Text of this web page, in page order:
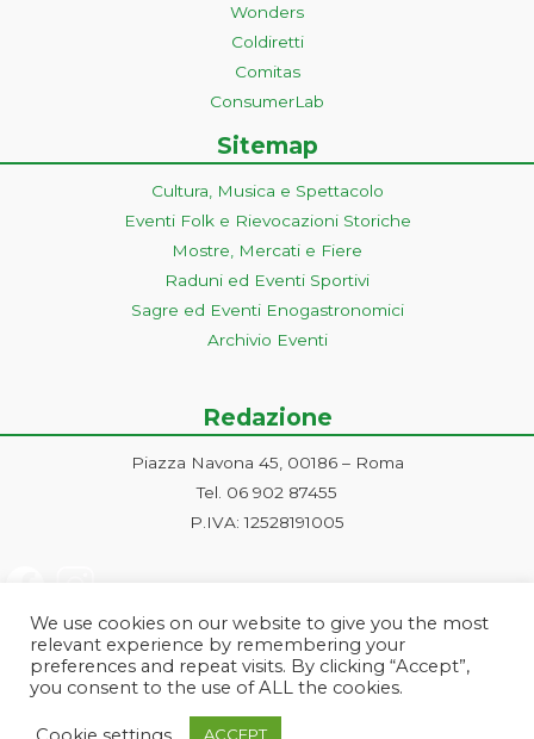
Wonders
Coldiretti
Comitas
ConsumerLab
Sitemap
Cultura, Musica e Spettacolo
Eventi Folk e Rievocazioni Storiche
Mostre, Mercati e Fiere
Raduni ed Eventi Sportivi
Sagre ed Eventi Enogastronomici
Archivio Eventi
Redazione
Piazza Navona 45, 00186 – Roma
Tel. 06 902 87455
P.IVA: 12528191005
We use cookies on our website to give you the most
relevant experience by remembering your
preferences and repeat visits. By clicking “Accept”,
you consent to the use of ALL the cookies.
ACCEPT